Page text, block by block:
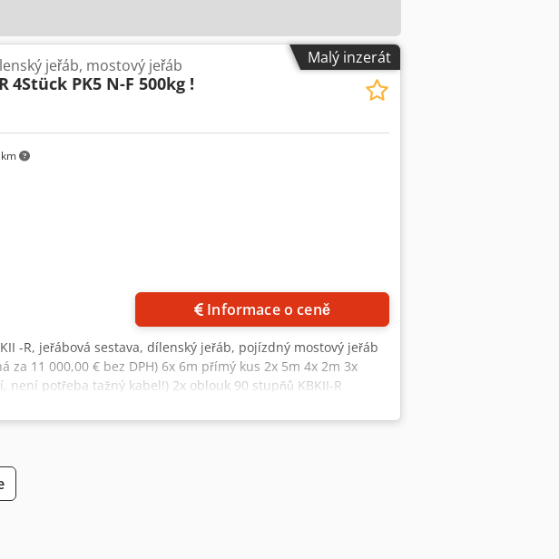
Malý inzerát
jeřáb, mostový jeřáb
4Stück PK5 N-F 500kg !
Informace o ceně
-R, jeřábová sestava, dílenský jeřáb, pojízdný mostový jeřáb
11 000,00 € bez DPH) 6x 6m přímý kus 2x 5m 4x 2m 3x
potřeba tažný kabel!) 2x oblouk 90 stupňů KBKII-R
4x DEMAG elektrický řetězový kladkostroj PK5 N-F 500
Agjv Uvdps Uerf Zařízení v ověřeném stavu s revizní knížkou,